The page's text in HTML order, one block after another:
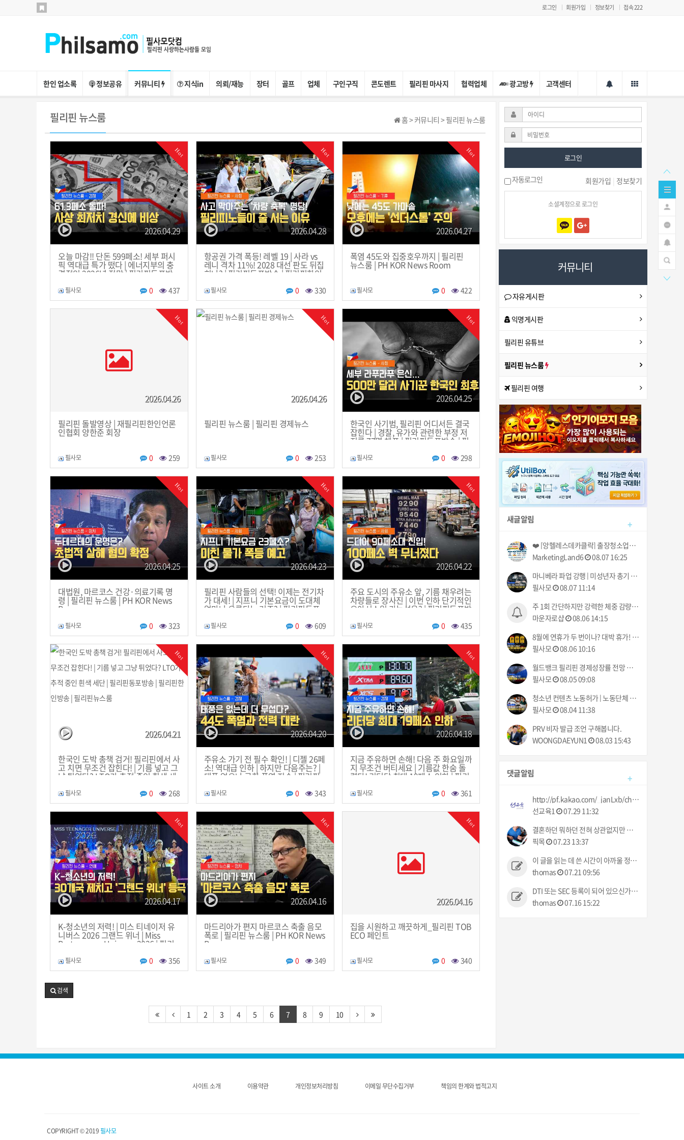
로그인 회원가입 정보찾기 접속 222
한인 업소록 정보공유 커뮤니티 지식in 의뢰/재능 장터 골프 업체 구인구직 콘도렌트 필리핀 마사지 협력업체 광고방 고객센터
홈 > 커뮤니티 > 필리핀 뉴스룸
필리핀 뉴스룸
Hot
2026.04.29
오늘 마감!! 단돈 599페소! 세부 퍼시
픽 역대급 특가 떴다 | 에너지부의 충
격적인 2026년 전망 | 필리핀동포방
필사모 0 437
Hot
2026.04.28
항공권 가격 폭등! 레벨 19 | 사라 vs
레니 격차 11%! 2028 대선 판도 뒤집
히나? | 필리핀동포방송 | 필리핀한인
필사모 0 330
Hot
2026.04.27
폭염 45도와 집중호우까지 | 필리핀
뉴스룸 | PH KOR News Room
필사모 0 422
Hot
2026.04.26
필리핀 돌발영상 | 재필리핀한인언론
인협회 양한준 회장
필사모 0 259
Hot
2026.04.26
필리핀 뉴스룸 | 필리핀 경제뉴스
필사모 0 253
Hot
2026.04.25
한국인 사기범, 필리핀 어디서든 결국
잡힌다 | 경찰, 유가와 관련한 부정 저
지른 77명 체포 | 필리핀동포방송 | 필
필사모 0 298
Hot
2026.04.25
대법원, 마르코스 건강·의료기록 명
령 | 필리핀 뉴스룸 | PH KOR News
Room
필사모 0 323
Hot
2026.04.23
필리핀 사람들의 선택! 이제는 전기차
가 대세! | 지프니 기본요금이 도대체
얼마나 오른다는 거죠? | 필리핀동포
필사모 0 609
Hot
2026.04.22
주요 도시의 주유소 앞, 기름 채우려는
차량들로 장사진 | 이번 인하 단기적인
오아시스일 가능성은? | 필리핀동포방
필사모 0 435
Hot
2026.04.21
한국인 도박 총책 검거! 필리핀에서 사
고 치면 무조건 잡힌다! | 기름 넣고 그
냥 튀었다? LTO가 추적 중인 흰색 세
| 필리핀뉴스룸
필사모 0 268
Hot
2026.04.20
주유소 가기 전 필수 확인! | 디젤 26페
소! 역대급 인하 | 하지만 다음주는? |
태풍 없으나 극한 폭염 지속 | 필리핀
스룸
필사모 0 343
Hot
2026.04.18
지금 주유하면 손해! 다음 주 화요일까
지 무조건 버티세요 | 기름값 한숨 돌
렸다! 리터당 최대 19페소 인하 | 필리
뉴스룸
필사모 0 361
Hot
2026.04.17
K-청소년의 저력! | 미스 티네이저 유
니버스 2026 그랜드 위너 | Miss
Preteenager Universe 2026 | 필리
필사모 0 356
Hot
2026.04.16
마드리아가 편지 마르코스 축출 음모
폭로 | 필리핀 뉴스룸 | PH KOR News
Room
필사모 0 349
Hot
2026.04.16
집을 시원하고 깨끗하게_필리핀 TOB
ECO 페인트
필사모 0 340
검색
1 2 3 4 5 6 7 8 9 10
로그인
자동로그인 회원가입 정보찾기
소셜계정으로 로그인
커뮤니티
자유게시판
익명게시판
필리핀 유튜브
필리핀 뉴스룸
필리핀 여행
+
새글알림
❤️ [앙헬레스데카클락] 출장청소업체 크리닝 클리닝 청소부 아떼 아줌마 서비스! (기본 3시간에 700페소!) ❤️
MarketingLand6
08.07 16:25
마니베라 파업 강행 | 미성년자 총기 안전 강화 | 필리핀동포방송 | 필리핀한인방송 | 필리핀뉴스룸
필사모
08.07 11:14
주 1회 간단하지만 강력한 체중 감량, 마운자로 샵
마운자로샵
08.06 14:15
8월에 연휴가 두 번이나? 대박 휴가! | 폭풍 메이메이 북부 상륙 | 필리핀동포방송 | 필리핀한인방송 | 필리핀뉴스룸
필사모
08.06 10:16
월드뱅크 필리핀 경제성장률 전망 하향 | 운전자 노조 파업 예고 8월 10일부터 | 필리핀동포방송 | 필리핀한인방송 | 필리핀뉴스룸
필사모
08.05 09:08
청소년 컨텐츠 노동허가 | 노동단체 최저임금 85페소 인상 탄원서 제출 | 필리핀동포방송 | 필리핀한인방송 | 필리핀뉴스룸
필사모
08.04 11:38
PRV 비자 발급 조언 구해봅니다.
WOONGDAEYUN1
08.03 15:43
+
댓글알림
http://pf.kakao.com/_janLxb/chat 로 문의 주세요 :)
선교육1
07.29 11:32
결혼하던 뭐하던 전혀 상관없지만 요즘 업장에서는 다들 결혼이야기만 하네 ㅠㅠ 했으면 뭐라도 주던지 ㅋㅋ
픽목
07.23 13:37
이 글을 읽는 데 쓴 시간이 아까울 정도로 그 누구의 관심사도 아닌 정보입니다.
thomas
07.21 09:56
DTI 또는 SEC 등록이 되어 있으신가요? 없으면 불법인데 사고 발생시 어떻게 처리해 주실건가요?
thomas
07.16 15:22
사이트 소개 이용약관 개인정보처리방침 이메일 무단수집거부 책임의 한계와 법적고지
COPYRIGHT © 2019필사모